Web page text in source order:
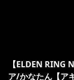
【ELDEN RING
ア/かなたん【ア